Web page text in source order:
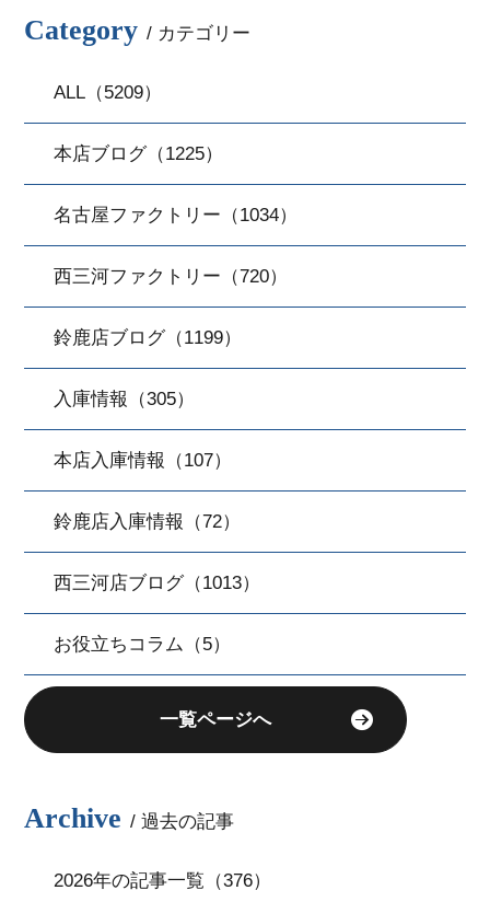
Category / カテゴリー
ALL（5209）
本店ブログ（1225）
名古屋ファクトリー（1034）
西三河ファクトリー（720）
鈴鹿店ブログ（1199）
入庫情報（305）
本店入庫情報（107）
鈴鹿店入庫情報（72）
西三河店ブログ（1013）
お役立ちコラム（5）
一覧ページへ
Archive / 過去の記事
2026年の記事一覧（376）